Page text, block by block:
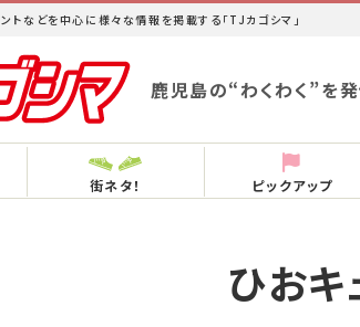
トなどを中心に様々な情報を掲載する「TJカゴシマ」
鹿児島の“わくわく”を
街ネタ！ ピックアップ
ひおキ